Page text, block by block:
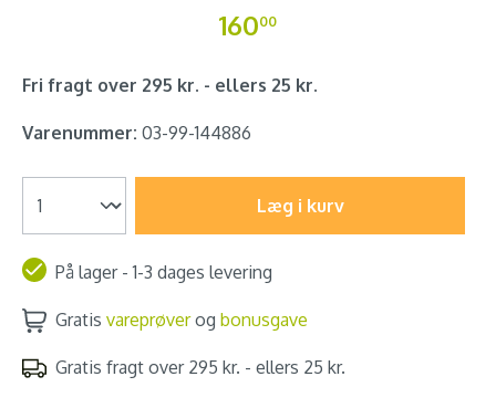
16000
Fri fragt over 295 kr. - ellers 25 kr.
Varenummer: 03-99-144886
Læg i kurv
På lager - 1-3 dages levering
Gratis vareprøverog bonusgave
Gratis fragt over 295 kr. - ellers 25 kr.